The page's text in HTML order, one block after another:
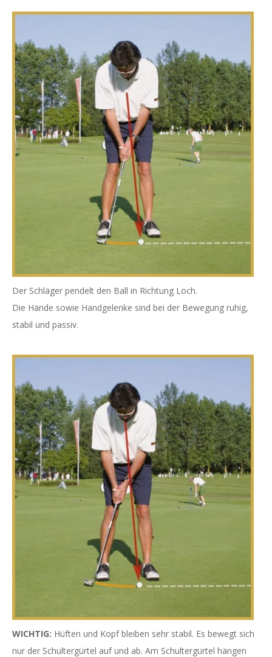
Der Schläger pendelt den Ball in Richtung Loch.
Die Hände sowie Handgelenke sind bei der Bewegung ruhig,
stabil und passiv.
WICHTIG: Hüften und Kopf bleiben sehr stabil. Es bewegt sich
nur der Schultergürtel auf und ab. Am Schultergürtel hängen